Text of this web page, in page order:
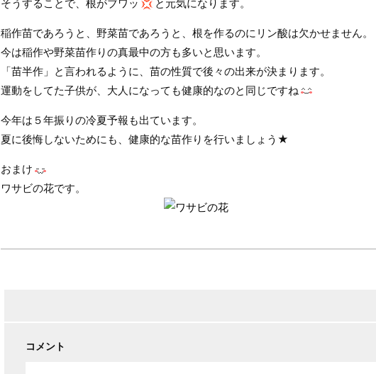
そうすることで、根がブワッ
と元気になります。
稲作苗であろうと、野菜苗であろうと、根を作るのにリン酸は欠かせません。
今は稲作や野菜苗作りの真最中の方も多いと思います。
「苗半作」と言われるように、苗の性質で後々の出来が決まります。
運動をしてた子供が、大人になっても健康的なのと同じですね
今年は５年振りの冷夏予報も出ています。
夏に後悔しないためにも、健康的な苗作りを行いましょう★
おまけ
ワサビの花です。
コメント